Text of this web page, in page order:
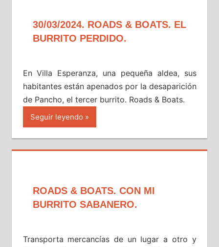
30/03/2024. ROADS & BOATS. EL
BURRITO PERDIDO.
En Villa Esperanza, una pequeña aldea, sus
habitantes están apenados por la desaparición
de Pancho, el tercer burrito. Roads & Boats.
Seguir leyendo
ROADS & BOATS. CON MI
BURRITO SABANERO.
Transporta mercancías de un lugar a otro y